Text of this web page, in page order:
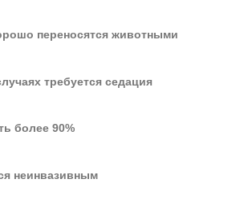
переносятся животными
требуется седация
более 90%
неинвазивным